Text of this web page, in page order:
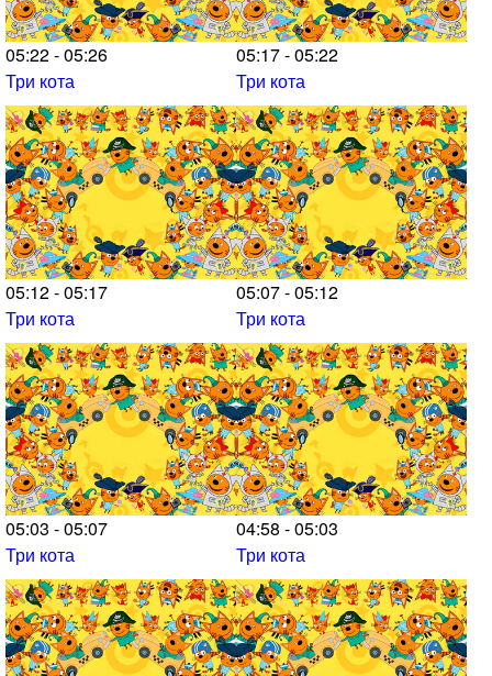
05:22 - 05:26
Три кота
05:17 - 05:22
Три кота
05:12 - 05:17
Три кота
05:07 - 05:12
Три кота
05:03 - 05:07
Три кота
04:58 - 05:03
Три кота